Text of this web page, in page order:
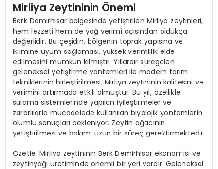
Mirliya Zeytininin Önemi
Berk Demirhisar bölgesinde yetiştirilen Mirliya zeytinleri,
hem lezzeti hem de yağ verimi açısından oldukça
değerlidir. Bu çeşidin, bölgenin toprak yapısına ve
iklimine uyum sağlaması, yüksek verimlilik elde
edilmesini mümkün kılmıştır. Yıllardır süregelen
geleneksel yetiştirme yöntemleri ile modern tarım
tekniklerinin birleştirilmesi, Mirliya zeytininin kalitesini ve
verimini artırmada etkili olmuştur. Bu yıl, özellikle
sulama sistemlerinde yapılan iyileştirmeler ve
zararlılarla mücadelede kullanılan biyolojik yöntemlerin
olumlu sonuçları bekleniyor. Zeytin ağacının
yetiştirilmesi ve bakımı uzun bir süreç gerektirmektedir.
Özetle, Mirliya zeytininin Berk Demirhisar ekonomisi ve
zeytinyağı üretiminde önemli bir yeri vardır. Geleneksel